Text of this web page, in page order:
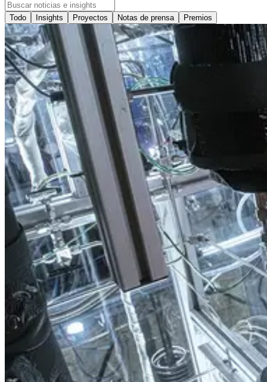
Todo Insights Proyectos Notas de prensa Premios